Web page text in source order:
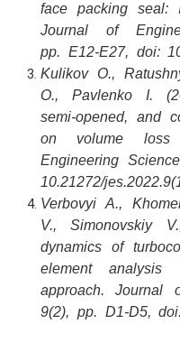
face packing seal:
Journal of
pp. E12-E27, doi:
Kulikov O.,
O., Pavlenko I.
semi-opened, and
on volume loss
Engineering
10.21272/
Verbovyi A.,
V., Simonovskiy
dynamics of
element analysis
approach. Journal
9(2), pp. D1-D5,